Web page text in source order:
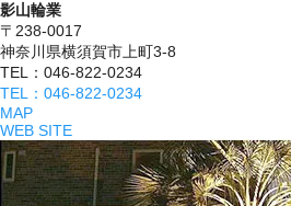
影山輪業
〒238-0017
神奈川県横須賀市上町3-8
TEL：046-822-0234
TEL：046-822-0234
MAP
WEB SITE